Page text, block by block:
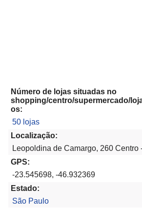
Número de lojas situadas no
shopping/centro/supermercado/
os:
50 lojas
Localização:
Leopoldina de Camargo, 260 Centro
GPS:
-23.545698, -46.932369
Estado:
São Paulo